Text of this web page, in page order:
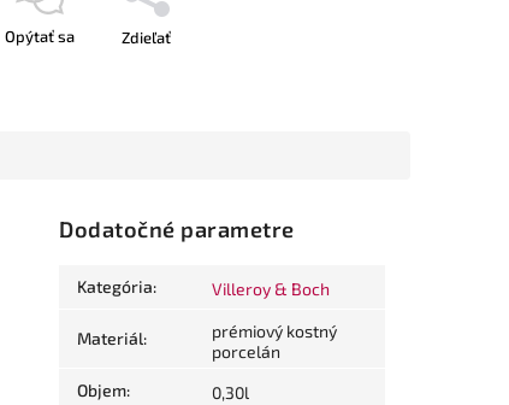
Opýtať sa Zdieľať
Dodatočné parametre
Kategória: Villeroy & Boch
Materiál:
prémiový kostný
porcelán
Objem: 0,30l